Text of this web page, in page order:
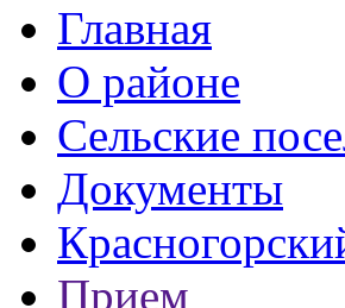
Главная
О районе
Сельские
Документы
Прием